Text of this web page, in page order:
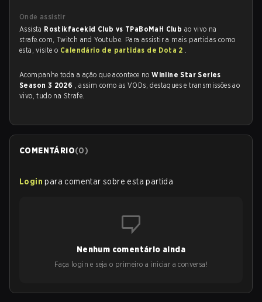
Onde assistir
Assista Rostikfacekid Club vs TPaBoMaH Club ao vivo na
strafe.com, Twitch and Youtube. Para assistir a mais partidas como
esta, visite o Calendário de partidas de Dota 2 .
Acompanhe toda a ação que acontece noWinline Star Series
Season 3 2026 , assim como as VODs, destaques e transmissões ao
vivo, tudo na Strafe.
COMENTÁRIO(0)
Login para comentar sobre esta partida
Nenhum comentário ainda
Faça login e seja o primeiro a iniciar a conversa!